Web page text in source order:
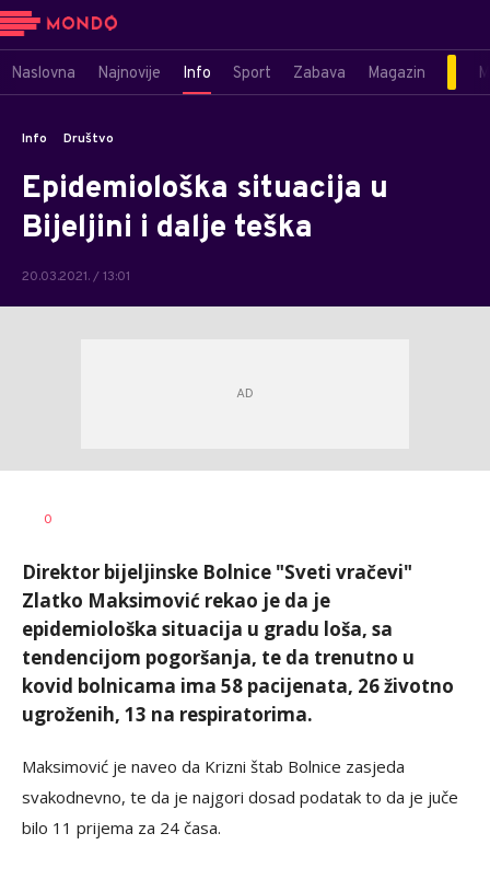
Naslovna Najnovije Info Sport Zabava Magazin
Info Društvo
Epidemiološka situacija u
Bijeljini i dalje teška
20.03.2021. / 13:01
AUTOR
0
Direktor bijeljinske Bolnice "Sveti vračevi"
Zlatko Maksimović rekao je da je
epidemiološka situacija u gradu loša, sa
tendencijom pogoršanja, te da trenutno u
kovid bolnicama ima 58 pacijenata, 26 životno
ugroženih, 13 na respiratorima.
Maksimović je naveo da Krizni štab Bolnice zasjeda
svakodnevno, te da je najgori dosad podatak to da je juče
bilo 11 prijema za 24 časa.